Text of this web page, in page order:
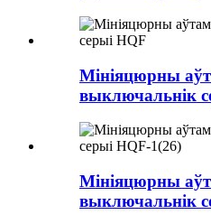
Мініяцюрны
выключальнік
Мініяцюрны
выключальнік